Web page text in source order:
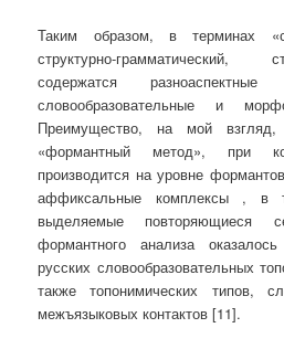
Таким образом, в терминах
структурно-грамматический,
содержатся
словообразовательные и
Преимущество, на мой взгляд,
«формантный метод», при
производится на уровне
аффиксальные комплексы , в
выделяемые повторяющиеся
формантного анализа
русских словообразовательных
также топонимических типов,
межъязыковых контактов [11].